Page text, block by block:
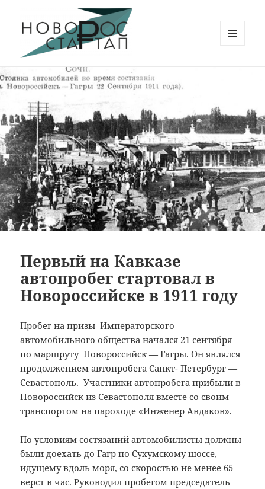
Новорос Стартап
Первый на Кавказе
автопробег стартовал в
Новороссийске в 1911 году
Пробег на призы Императорского
автомобильного общества начался 21 сентября
по маршруту Новороссийск — Гагры. Он являлся
продолжением автопробега Санкт- Петербург —
Севастополь. Участники автопробега прибыли в
Новороссийск из Севастополя вместе со своим
транспортом на пароходе «Инженер Авдаков».
По условиям состязаний автомобилисты должны
были доехать до Гагр по Сухумскому шоссе,
идущему вдоль моря, со скоростью не менее 65
верст в час. Руководил пробегом председатель